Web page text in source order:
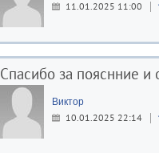
11.01.2025 11:00
Спасибо за пояснние и
Виктор
10.01.2025 22:14